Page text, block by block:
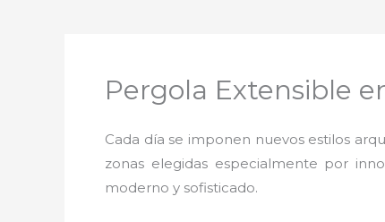
Pergola Extensible
Cada día se imponen nuevos estilos
zonas elegidas especialmente por
moderno y sofisticado.